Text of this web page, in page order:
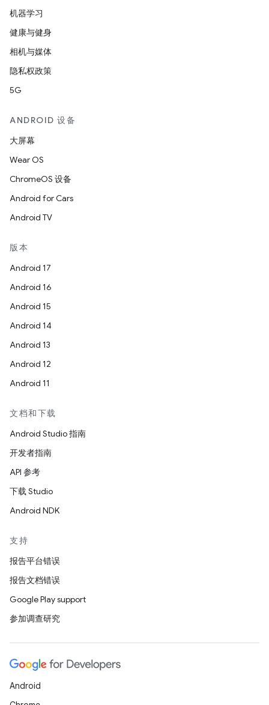
机器学习
健康与健身
相机与媒体
隐私权政策
5G
ANDROID 设备
大屏幕
Wear OS
ChromeOS 设备
Android for Cars
Android TV
版本
Android 17
Android 16
Android 15
Android 14
Android 13
Android 12
Android 11
文档和下载
Android Studio 指南
开发者指南
API 参考
下载 Studio
Android NDK
支持
报告平台错误
报告文档错误
Google Play support
参加调查研究
Android